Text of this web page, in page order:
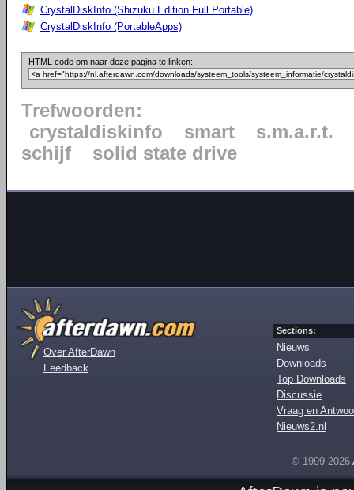
CrystalDiskInfo (Shizuku Edition Full Portable)
CrystalDiskInfo (PortableApps)
HTML code om naar deze pagina te linken:
Trefwoorden:
crystaldiskinfo
smart
s.m.a.r.t.
schijf
solid state drive
Over AfterDawn
Feedback
Sections:
Nieuws
Downloads
Top Downloads
Discussie
Vraag en
Nieuws2.nl
© 1999-2026